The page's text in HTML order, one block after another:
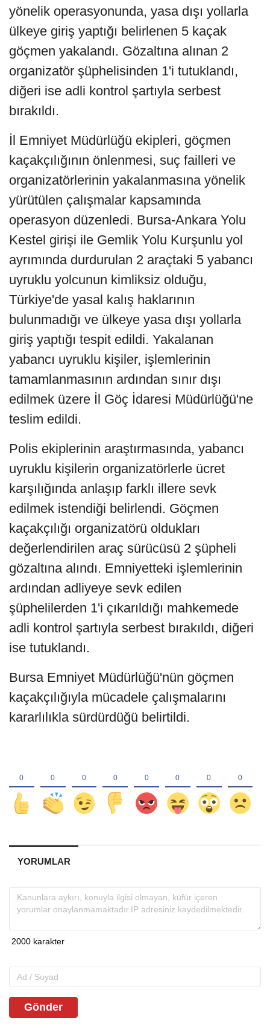
yönelik operasyonunda, yasa dışı yollarla
ülkeye giriş yaptığı belirlenen 5 kaçak
göçmen yakalandı. Gözaltına alınan 2
organizatör şüphelisinden 1'i tutuklandı,
diğeri ise adli kontrol şartıyla serbest
bırakıldı.
İl Emniyet Müdürlüğü ekipleri, göçmen
kaçakçılığının önlenmesi, suç failleri ve
organizatörlerinin yakalanmasına yönelik
yürütülen çalışmalar kapsamında
operasyon düzenledi. Bursa-Ankara Yolu
Kestel girişi ile Gemlik Yolu Kurşunlu yol
ayrımında durdurulan 2 araçtaki 5 yabancı
uyruklu yolcunun kimliksiz olduğu,
Türkiye'de yasal kalış haklarının
bulunmadığı ve ülkeye yasa dışı yollarla
giriş yaptığı tespit edildi. Yakalanan
yabancı uyruklu kişiler, işlemlerinin
tamamlanmasının ardından sınır dışı
edilmek üzere İl Göç İdaresi Müdürlüğü'ne
teslim edildi.
Polis ekiplerinin araştırmasında, yabancı
uyruklu kişilerin organizatörlerle ücret
karşılığında anlaşıp farklı illere sevk
edilmek istendiği belirlendi. Göçmen
kaçakçılığı organizatörü oldukları
değerlendirilen araç sürücüsü 2 şüpheli
gözaltına alındı. Emniyetteki işlemlerinin
ardından adliyeye sevk edilen
şüphelilerden 1'i çıkarıldığı mahkemede
adli kontrol şartıyla serbest bırakıldı, diğeri
ise tutuklandı.
Bursa Emniyet Müdürlüğü'nün göçmen
kaçakçılığıyla mücadele çalışmalarını
kararlılıkla sürdürdüğü belirtildi.
YORUMLAR
Gönder